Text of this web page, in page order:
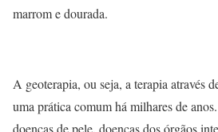
marrome dourada.
A geoterapia, ou seja, a terapia através
uma prática comum há milhares de
doenças de pele, doenças dos órgãos